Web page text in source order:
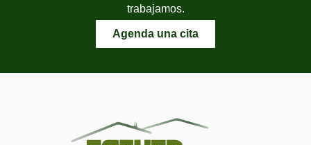
trabajamos.
Agenda una cita